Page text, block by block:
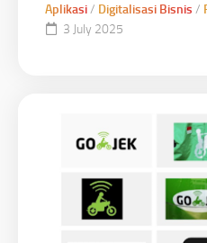
Aplikasi/ Digitalisasi Bisnis /
3 July 2025